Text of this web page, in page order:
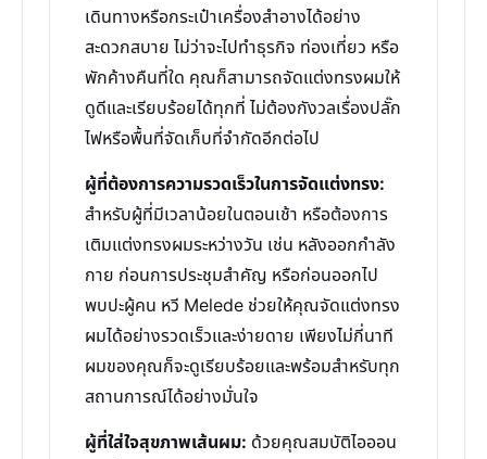
เดินทางหรือกระเป๋าเครื่องสำอางได้อย่าง
สะดวกสบาย ไม่ว่าจะไปทำธุรกิจ ท่องเที่ยว หรือ
พักค้างคืนที่ใด คุณก็สามารถจัดแต่งทรงผมให้
ดูดีและเรียบร้อยได้ทุกที่ ไม่ต้องกังวลเรื่องปลั๊ก
ไฟหรือพื้นที่จัดเก็บที่จำกัดอีกต่อไป
ผู้ที่ต้องการความรวดเร็วในการจัดแต่งทรง:
สำหรับผู้ที่มีเวลาน้อยในตอนเช้า หรือต้องการ
เติมแต่งทรงผมระหว่างวัน เช่น หลังออกกำลัง
กาย ก่อนการประชุมสำคัญ หรือก่อนออกไป
พบปะผู้คน หวี Melede ช่วยให้คุณจัดแต่งทรง
ผมได้อย่างรวดเร็วและง่ายดาย เพียงไม่กี่นาที
ผมของคุณก็จะดูเรียบร้อยและพร้อมสำหรับทุก
สถานการณ์ได้อย่างมั่นใจ
ผู้ที่ใส่ใจสุขภาพเส้นผม: ด้วยคุณสมบัติไอออน